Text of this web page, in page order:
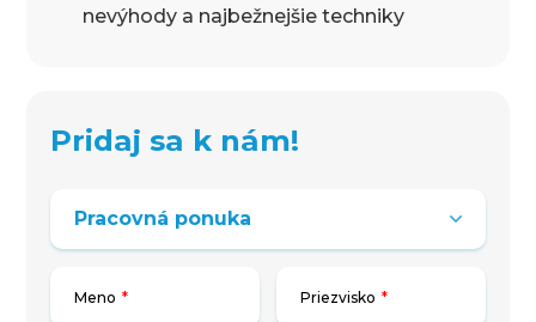
nevýhody a najbežnejšie techniky
Pridaj sa k nám!
Meno * Priezvisko *